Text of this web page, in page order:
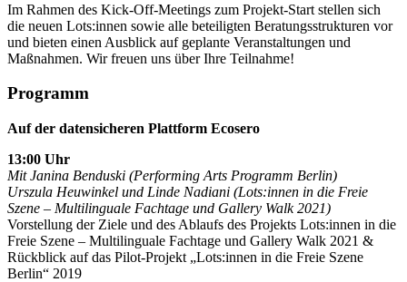
Im Rahmen des Kick-Off-Meetings zum Projekt-Start stellen sich
die neuen Lots:innen sowie alle beteiligten Beratungsstrukturen vor
und bieten einen Ausblick auf geplante Veranstaltungen und
Maßnahmen. Wir freuen uns über Ihre Teilnahme!
Programm
Auf der datensicheren Plattform Ecosero
13:00 Uhr
Mit Janina Benduski (Performing Arts Programm Berlin)
Urszula Heuwinkel und Linde Nadiani (Lots:innen in die Freie
Szene – Multilinguale Fachtage und Gallery Walk 2021)
Vorstellung der Ziele und des Ablaufs des Projekts Lots:innen in die
Freie Szene – Multilinguale Fachtage und Gallery Walk 2021 &
Rückblick auf das Pilot-Projekt „Lots:innen in die Freie Szene
Berlin“ 2019